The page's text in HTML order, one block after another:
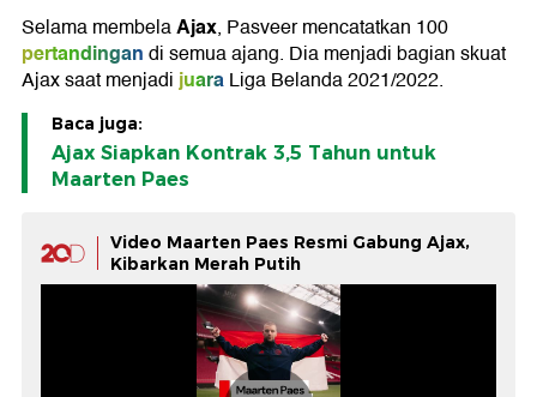
Selama membelaAjax, Pasveer mencatatkan 100
pertandingandi semua ajang. Dia menjadi bagian skuat
Ajax saat menjadijuaraLiga Belanda 2021/2022.
Baca juga:
Ajax Siapkan Kontrak 3,5 Tahun untuk
Maarten Paes
Video Maarten Paes Resmi Gabung Ajax,
Kibarkan Merah Putih